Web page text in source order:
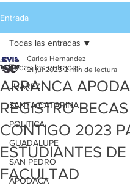
Entrada
Todas las entradas
JUAREZ
SANTA CATARINA
POLITICA
GUADALUPE
SAN PEDRO
APODACA
Todas las entradas
ARRANCA
REGISTRO BECAS
CONTIGO 2023
ESTUDIANTES
FACULTAD
Carlos Hernandez
21 jul 2023 2 min de lectura